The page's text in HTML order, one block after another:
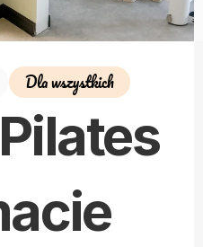
Dla wszystkich